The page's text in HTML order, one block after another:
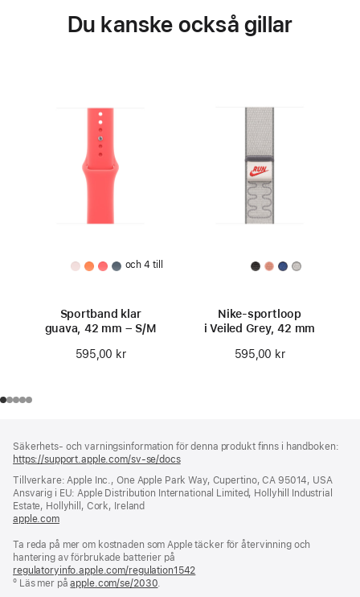
Du kanske också gillar
och 4 till
Sportband klar
guava, 42 mm – S/M
595,00 kr
Nike-sportloop
i Veiled Grey, 42 mm
595,00 kr
Säkerhets- och varningsinformation för denna produkt finns i handboken:
https://support.apple.com/sv-se/docs(öppnas
ett
nytt
Tillverkare: Apple Inc., One Apple Park Way, Cupertino, CA 95014, USA
Ansvarig i EU: Apple Distribution International Limited, Hollyhill Industrial
Estate, Hollyhill, Cork, Ireland
apple.com(öppnas
ett
nytt
fönster)
Ta reda på mer om kostnaden som Apple täcker för återvinning och
hantering av förbrukade batterier på
regulatoryinfo.apple.com/regulation1542
º Läs mer påapple.com/se/2030.